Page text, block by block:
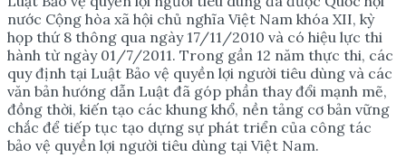
nước Cộng hòa xã hội chủ nghĩa Việt Nam khóa XII, kỳ
họp thứ 8 thông qua ngày 17/11/2010 và có hiệu lực thi
hành từ ngày 01/7/2011. Trong gần 12 năm thực thi, các
quy định tại Luật Bảo vệ quyền lợi người tiêu dùng và các
văn bản hướng dẫn Luật đã góp phần thay đổi mạnh mẽ,
đồng thời, kiến tạo các khung khổ, nền tảng cơ bản vững
chắc để tiếp tục tạo dựng sự phát triển của công tác
bảo vệ quyền lợi người tiêu dùng tại Việt Nam.